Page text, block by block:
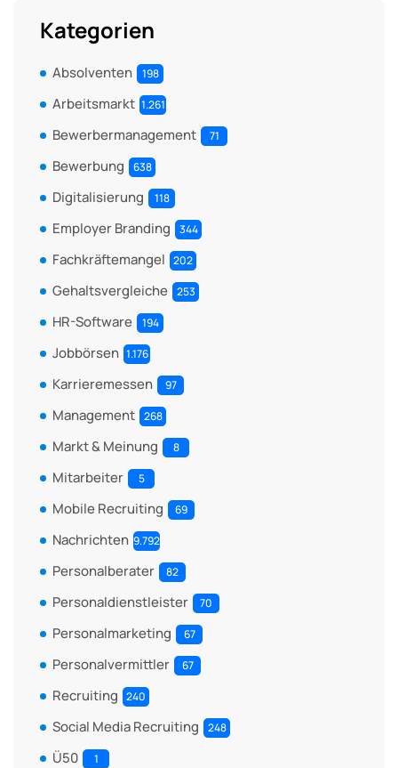
Kategorien
Absolventen 198
Arbeitsmarkt 1.261
Bewerbermanagement 71
Bewerbung 638
Digitalisierung 118
Employer Branding 344
Fachkräftemangel 202
Gehaltsvergleiche 253
HR-Software 194
Jobbörsen 1.176
Karrieremessen 97
Management 268
Markt & Meinung 8
Mitarbeiter 5
Mobile Recruiting 69
Nachrichten 9.792
Personalberater 82
Personaldienstleister 70
Personalmarketing 67
Personalvermittler 67
Recruiting 240
Social Media Recruiting 248
Ü50 1